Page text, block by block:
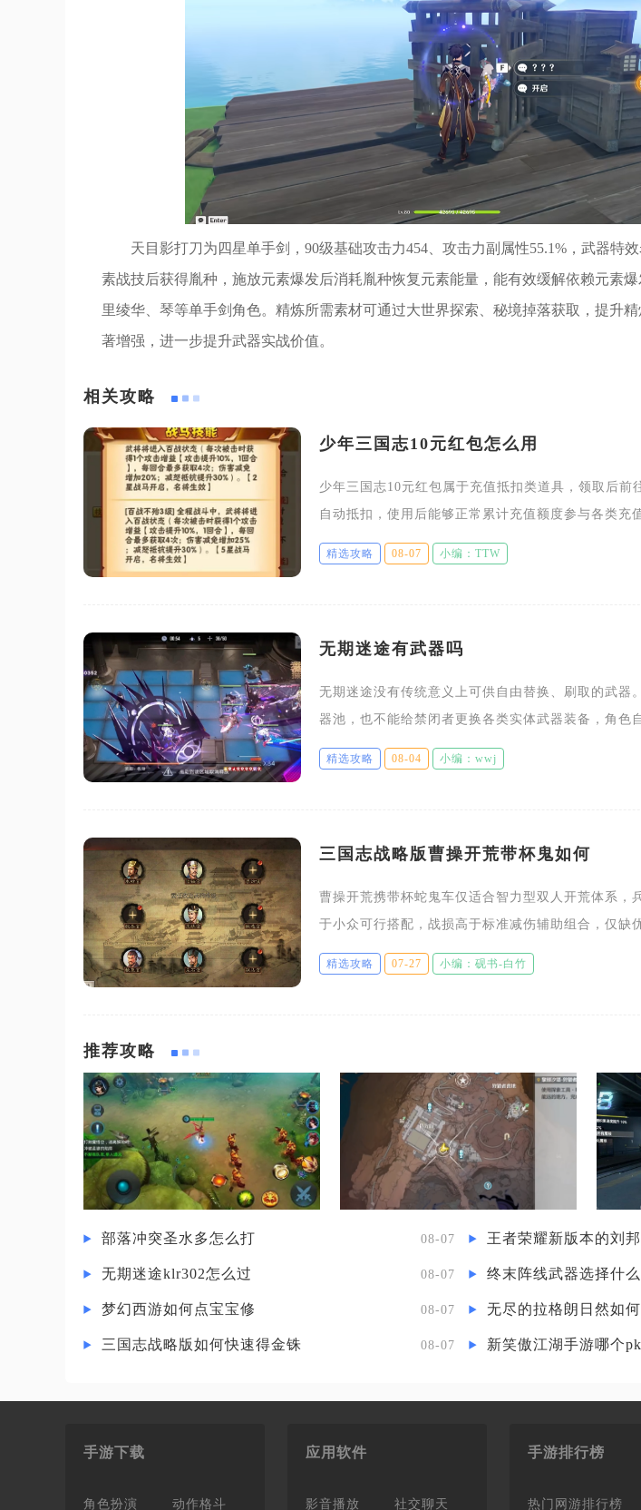
天目影打刀为四星单手剑，90级基础攻击力454、攻击力副属性55.1%，武器特
素战技后获得胤种，施放元素爆发后消耗胤种恢复元素能量，能有效缓解依赖元素
里绫华、琴等单手剑角色。精炼所需素材可通过大世界探索、秘境掉落获取，提升
著增强，进一步提升武器实战价值。
相关攻略
少年三国志10元红包怎么用
少年三国志10元红包属于充值抵扣类道具，领取后前
自动抵扣，使用后能够正常累计充值额度参与各类充
留意。玩家获取10元红包后，先在游戏邮件或者领奖
红包无法
精选攻略 08-07 小编：TTW
无期迷途有武器吗
无期迷途没有传统意义上可供自由替换、刷取的武器
器池，也不能给禁闭者更换各类实体武器装备，角色
化在角色技能设定之中，不会通过外部道具进行修改
效果，例如莓
精选攻略 08-04 小编：wwj
三国志战略版曹操开荒带杯鬼如何
曹操开荒携带杯蛇鬼车仅适合智力型双人开荒体系，
于小众可行搭配，战损高于标准减伤辅助组合，仅缺
荒阶段地块战斗节奏偏快，多数野地敌军前两回合输
才能触发伤害
精选攻略 07-27 小编：砚书-白竹
推荐攻略
部落冲突圣水多怎么打 08-07 王者荣耀新版本的刘
无期迷途klr302怎么过 08-07 终末阵线武器选择什
梦幻西游如何点宝宝修 08-07 无尽的拉格朗日然如
三国志战略版如何快速得金铢 08-07 新笑傲江湖手游哪个
手游下载
角色扮演 动作格斗
应用软件
影音播放 社交聊天
手游排行榜
热门网游排行榜